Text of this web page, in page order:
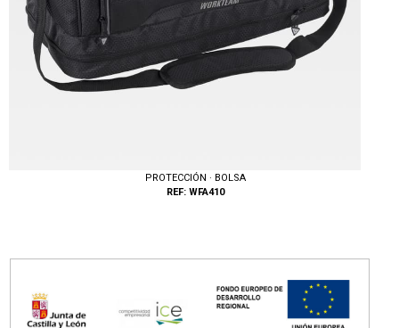
PROTECCIÓN · BOLSA
REF: WFA410